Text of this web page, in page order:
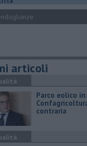
articoli
Parco eolico in
contraria